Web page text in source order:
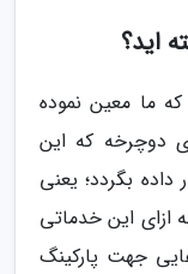
اید؟
ما معین نموده
دوچرخه که این
داده بگردد؛ یعنی
ازای این خدماتی
جهت پارکینگ